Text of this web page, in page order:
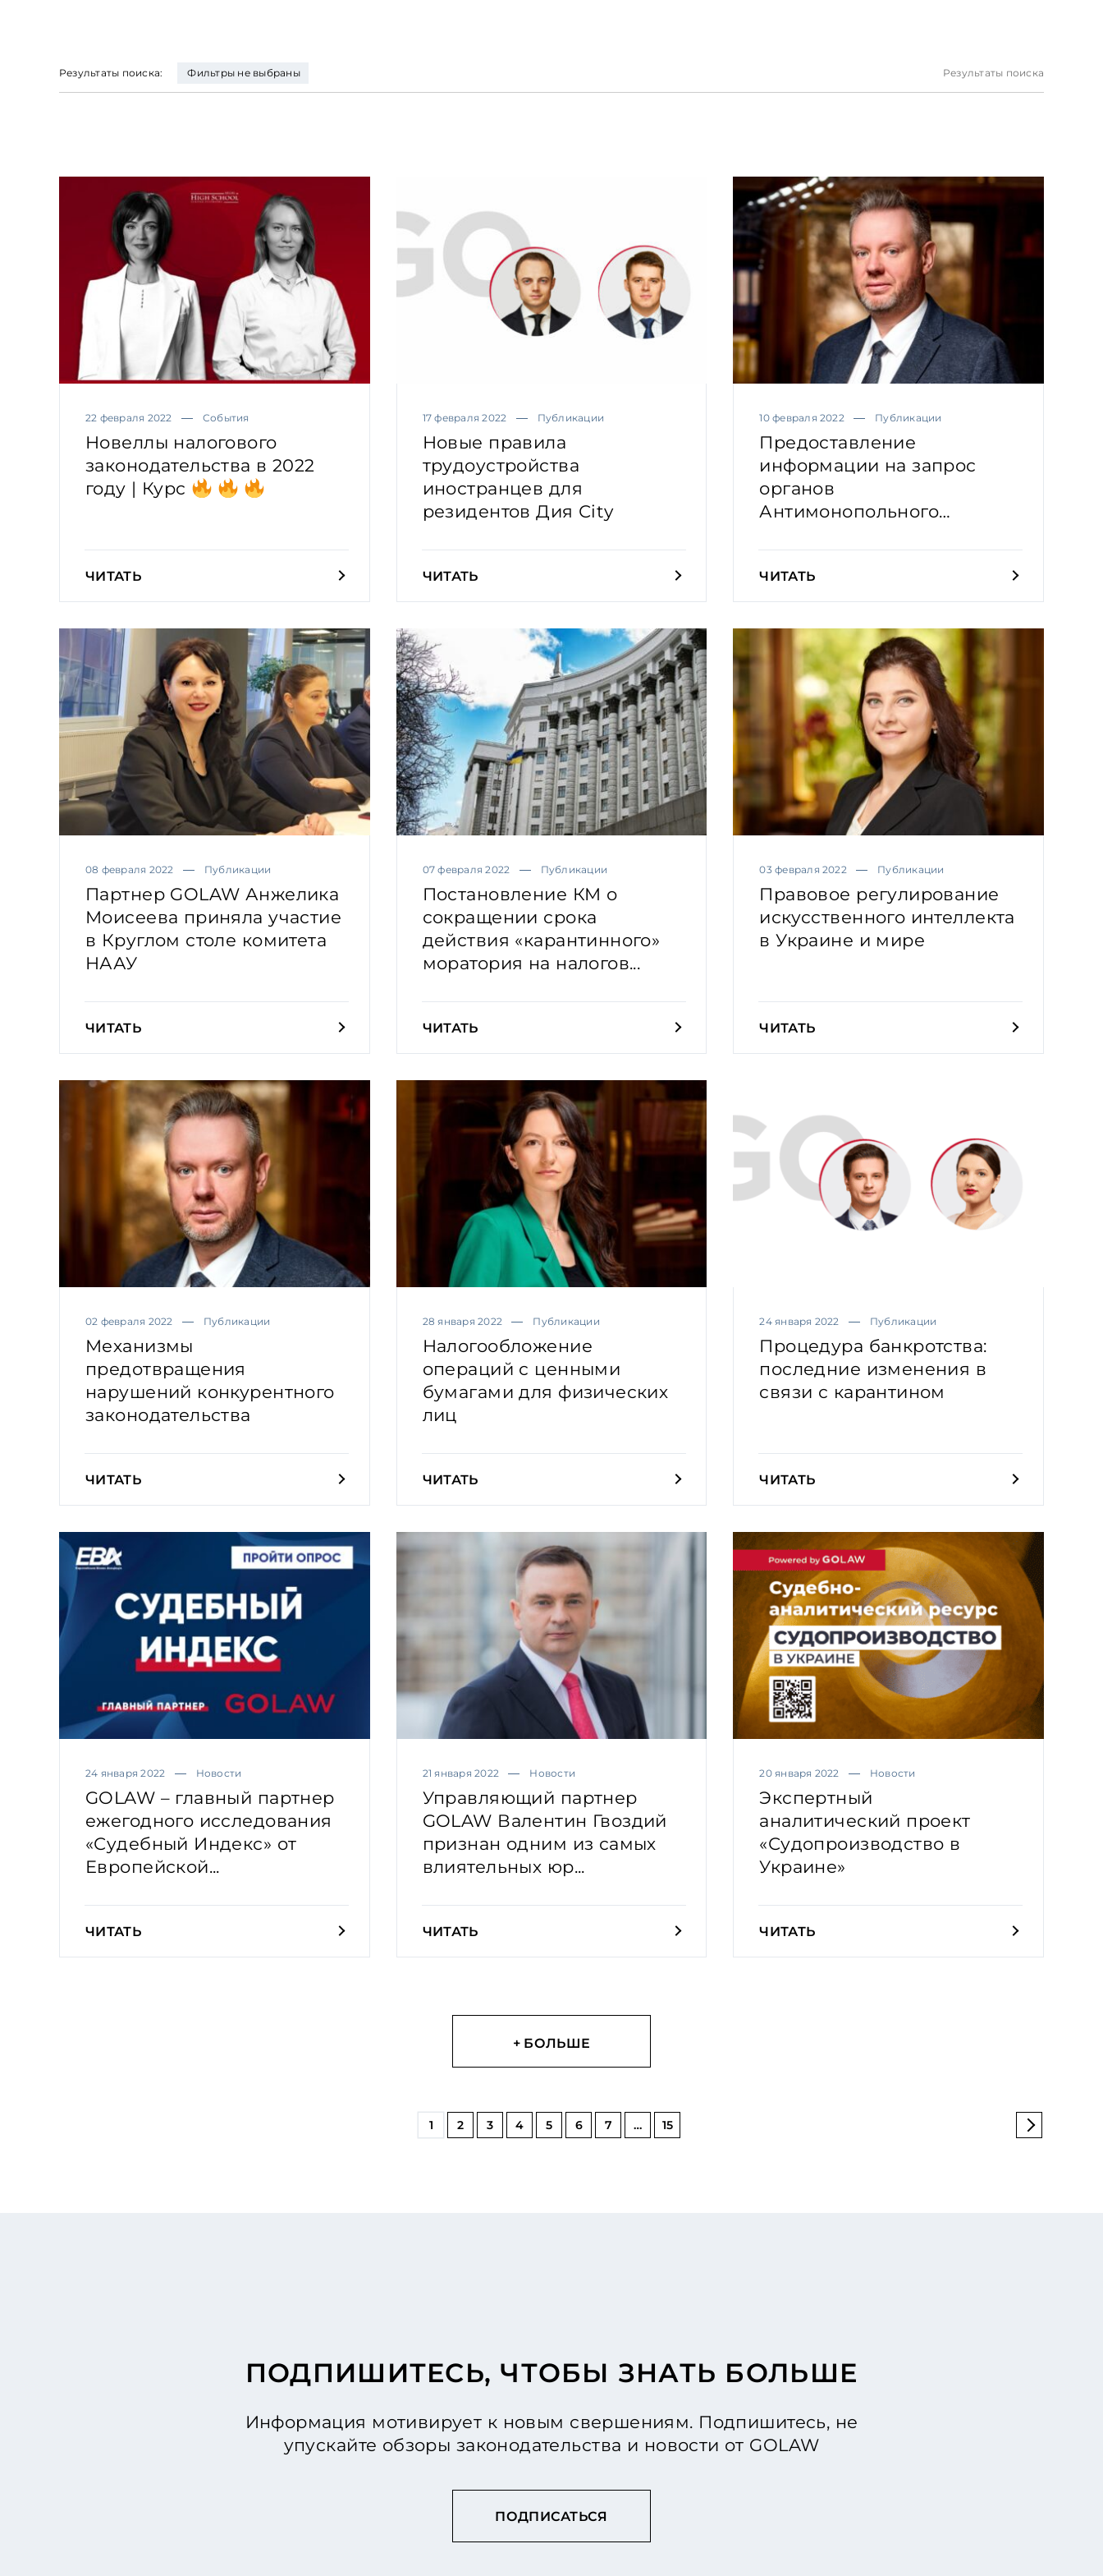
Результаты поиска: Фильтры не выбраны Результаты поиска
22 февраля 2022 События
Новеллы налогового
законодательства в 2022
году | Курс
ЧИТАТЬ
17 февраля 2022 Публикации
Новые правила
трудоустройства
иностранцев для
резидентов Дия Сity
ЧИТАТЬ
10 февраля 2022 Публикации
Предоставление
информации на запрос
органов
Антимонопольного
ЧИТАТЬ
08 февраля 2022 Публикации
Партнер GOLAW Анжелика
Моисеева приняла участие
в Круглом столе комитета
НААУ
ЧИТАТЬ
07 февраля 2022 Публикации
Постановление КМ о
сокращении срока
действия «карантинного»
моратория на налогов...
ЧИТАТЬ
03 февраля 2022 Публикации
Правовое регулирование
искусственного интеллекта
в Украине и мире
ЧИТАТЬ
02 февраля 2022 Публикации
Механизмы
предотвращения
нарушений конкурентного
законодательства
ЧИТАТЬ
28 января 2022 Публикации
Налогообложение
операций с ценными
бумагами для физических
лиц
ЧИТАТЬ
24 января 2022 Публикации
Процедура банкротства:
последние изменения в
связи с карантином
ЧИТАТЬ
24 января 2022 Новости
GOLAW – главный партнер
ежегодного исследования
«Судебный Индекс» от
Европейской...
ЧИТАТЬ
21 января 2022 Новости
Управляющий партнер
GOLAW Валентин Гвоздий
признан одним из самых
влиятельных юр...
ЧИТАТЬ
20 января 2022 Новости
Экспертный
аналитический проект
«Судопроизводство в
Украине»
ЧИТАТЬ
+ БОЛЬШЕ
1 2 3 4 5 6 7 … 15
ПОДПИШИТЕСЬ, ЧТОБЫ ЗНАТЬ БОЛЬШЕ
Информация мотивирует к новым свершениям. Подпишитесь, не
упускайте обзоры законодательства и новости от GOLAW
ПОДПИСАТЬСЯ